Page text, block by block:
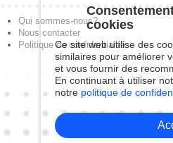
Qui sommes-nous?
Nous contacter
Politique de confidentialité
cookies
Ce site web utilise des
similaires pour améliorer
et vous fournir des
En continuant à utiliser
notre politique de